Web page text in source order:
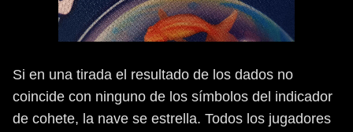
Si en una tirada el resultado de los dados no
coincide con ninguno de los símbolos del indicador
de cohete, la nave se estrella. Todos los jugadores